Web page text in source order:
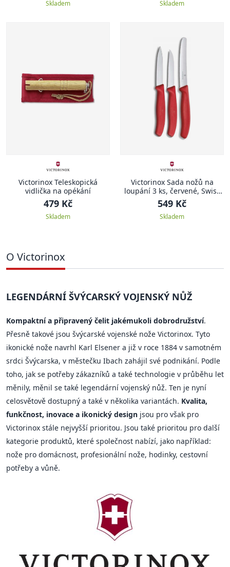
Skladem Skladem
Victorinox Teleskopická
vidlička na opékání
479 Kč
Skladem
Victorinox Sada nožů na
loupání 3 ks, červené, Swiss
Classic
549 Kč
Skladem
O Victorinox
LEGENDÁRNÍ ŠVÝCARSKÝ VOJENSKÝ NŮŽ
Kompaktní a připravený čelit jakémukoli dobrodružství.
Přesně takové jsou švýcarské vojenské nože Victorinox. Tyto
ikonické nože navrhl Karl Elsener a již v roce 1884 v samotném
srdci Švýcarska, v městečku Ibach zahájil své podnikání. Podle
toho, jak se potřeby zákazníků a také technologie v průběhu let
měnily, měnil se také legendární vojenský nůž. Ten je nyní
celosvětově dostupný a také v několika variantách. Kvalita,
funkčnost, inovace a ikonický design jsou pro však pro
Victorinox stále nejvyšší prioritou. Jsou také prioritou pro další
kategorie produktů, které společnost nabízí, jako například:
nože pro domácnost, profesionální nože, hodinky, cestovní
potřeby a vůně.